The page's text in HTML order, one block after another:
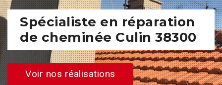
Spécialiste en réparation
de cheminée Culin 38300
Voir nos réalisations